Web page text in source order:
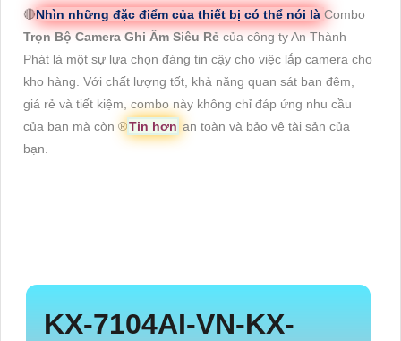
🔴Nhìn những đặc điểm của thiết bị có thể nói là Combo
Trọn Bộ Camera Ghi Âm Siêu Rẻcủa công ty An Thành
Phát là một sự lựa chọn đáng tin cậy cho việc lắp camera cho
kho hàng. Với chất lượng tốt, khả năng quan sát ban đêm,
giá rẻ và tiết kiệm, combo này không chỉ đáp ứng nhu cầu
của bạn mà còn ®️Tin hơn an toàn và bảo vệ tài sản của
bạn.
KX-7104AI-VN-KX-